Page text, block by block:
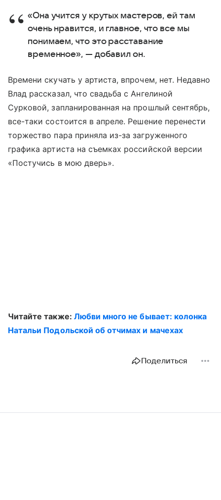
«Она учится у крутых мастеров, ей там
очень нравится, и главное, что все мы
понимаем, что это расставание
временное», — добавил он.
Времени скучать у артиста, впрочем, нет. Недавно
Влад рассказал, что свадьба с Ангелиной
Сурковой, запланированная на прошлый сентябрь,
все-таки состоится в апреле. Решение перенести
торжество пара приняла из-за загруженного
графика артиста на съемках российской версии
«Постучись в мою дверь».
Читайте также: Любви много не бывает: колонка
Натальи Подольской об отчимах и мачехах
Поделиться